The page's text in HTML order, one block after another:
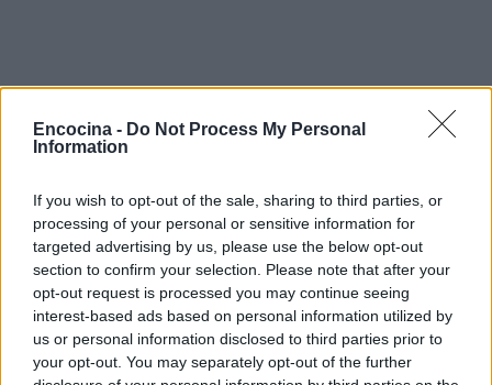
Encocina - Do Not Process My Personal
Information
If you wish to opt-out of the sale, sharing to third parties, or
processing of your personal or sensitive information for
targeted advertising by us, please use the below opt-out
section to confirm your selection. Please note that after your
opt-out request is processed you may continue seeing
interest-based ads based on personal information utilized by
us or personal information disclosed to third parties prior to
your opt-out. You may separately opt-out of the further